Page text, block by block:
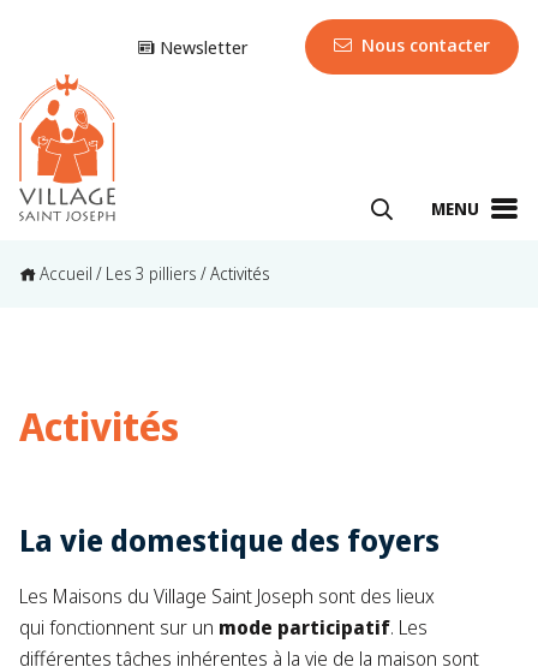
Newsletter Nous contacter
MENU
Accueil / Les 3 pilliers /Activités
Activités
La vie domestique des foyers​
Les Maisons du Village Saint Joseph sont des lieux
qui fonctionnent sur un mode participatif. Les
différentes tâches inhérentes à la vie de la maison sont